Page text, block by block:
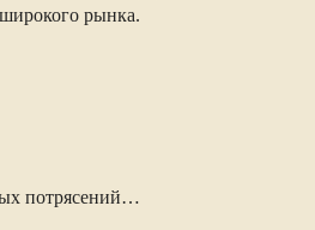
рынка.
потрясений…